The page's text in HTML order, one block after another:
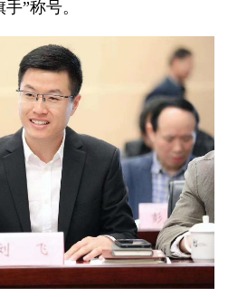
”称号。